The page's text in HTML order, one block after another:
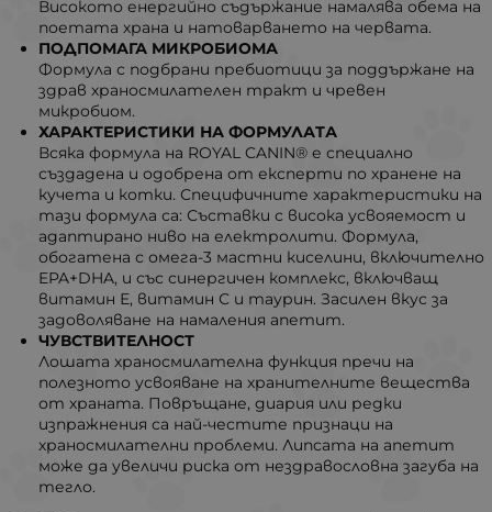
Високото енергийно съдържание намалява обема на
поетата храна и натоварването на червата.
ПОДПОМАГА МИКРОБИОМА
Формула с подбрани пребиотици за поддържане на
здрав храносмилателен тракт и чревен
микробиом.
ХАРАКТЕРИСТИКИ НА ФОРМУЛАТА
Всяка формула на ROYAL CANIN® е специално
създадена и одобрена от експерти по хранене на
кучета и котки. Специфичните характеристики на
тази формула са: Съставки с висока усвояемост и
адаптирано ниво на електролити. Формула,
обогатена с омега-3 мастни киселини, включително
EPA+DHA, и със синергичен комплекс, включващ
витамин Е, витамин С и таурин. Засилен вкус за
задоволяване на намаления апетит.
ЧУВСТВИТЕЛНОСТ
Лошата храносмилателна функция пречи на
полезното усвояване на хранителните вещества
от храната. Повръщане, диария или редки
изпражнения са най-честите признаци на
храносмилателни проблеми. Липсата на апетит
може да увеличи риска от нездравословна загуба на
тегло.